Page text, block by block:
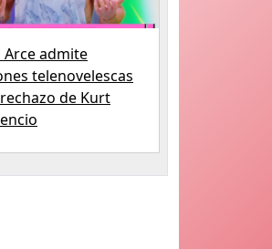
Arce admite
telenovelescas
de Kurt